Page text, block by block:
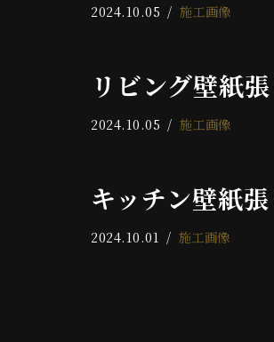
2024.10.05 施工画像
リビング壁紙
2024.10.05 施工画像
キッチン壁紙
2024.10.01 施工画像